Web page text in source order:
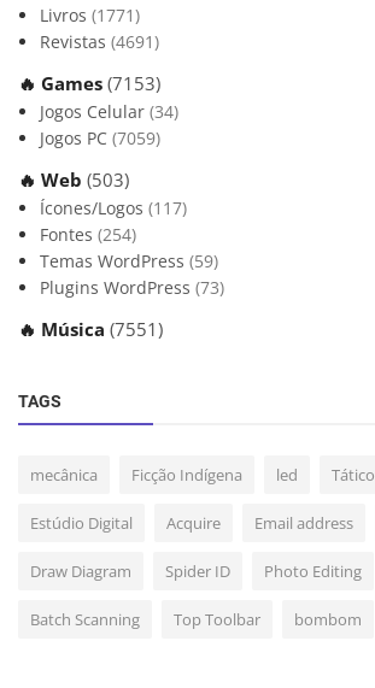
Livros (1771)
Revistas (4691)
🔥 Games (7153)
Jogos Celular (34)
Jogos PC (7059)
🔥 Web (503)
Ícones/Logos (117)
Fontes (254)
Temas WordPress (59)
Plugins WordPress (73)
🔥 Música (7551)
TAGS
mecânica Ficção Indígena led Tático
Estúdio Digital Acquire Email address
Draw Diagram Spider ID Photo Editing
Batch Scanning Top Toolbar bombom